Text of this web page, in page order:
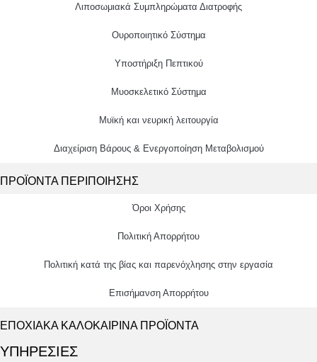
Λιποσωμιακά Συμπληρώματα Διατροφής
Ουροποιητικό Σύστημα
Υποστήριξη Πεπτικού
Μυοσκελετικό Σύστημα
Μυϊκή και νευρική λειτουργία
Διαχείριση Βάρους & Ενεργοποίηση Μεταβολισμού
ΠΡΟΪΟΝΤΑ ΠΕΡΙΠΟΙΗΣΗΣ
Όροι Χρήσης
Πολιτική Απορρήτου
Πολιτική κατά της βίας και παρενόχλησης στην εργασία
Επισήμανση Απορρήτου
ΕΠΟΧΙΑΚΑ ΚΑΛΟΚΑΙΡΙΝΑ ΠΡΟΪΟΝΤΑ
ΥΠΗΡΕΣΙΕΣ